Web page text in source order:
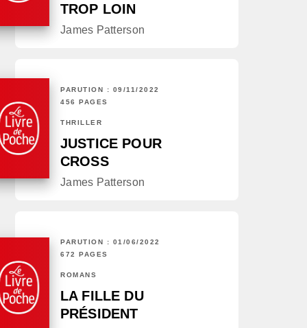
TROP LOIN
James Patterson
PARUTION : 09/11/2022
456 PAGES
THRILLER
JUSTICE POUR
CROSS
James Patterson
PARUTION : 01/06/2022
672 PAGES
ROMANS
LA FILLE DU
PRÉSIDENT